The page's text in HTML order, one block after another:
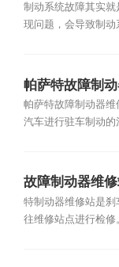
制动系统故障其实就
现问题，会导致制动
帕萨特故障制
帕萨特故障制动器维
汽车进行驻车制动的
故障制动器维
特制动器维修站是
往维修站点进行检修